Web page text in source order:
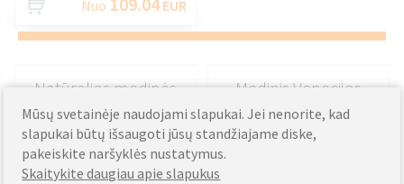
Nuo EUR
Natūralios medinės
žaliuzės
Medinis Venecijos
žaliuzių klevas
Mūsų svetainėje naudojami slapukai. Jei nenorite, kad
slapukai būtų išsaugoti jūsų standžiajame diske,
pakeiskite naršyklės nustatymus.
Skaitykite daugiau apie slapukus